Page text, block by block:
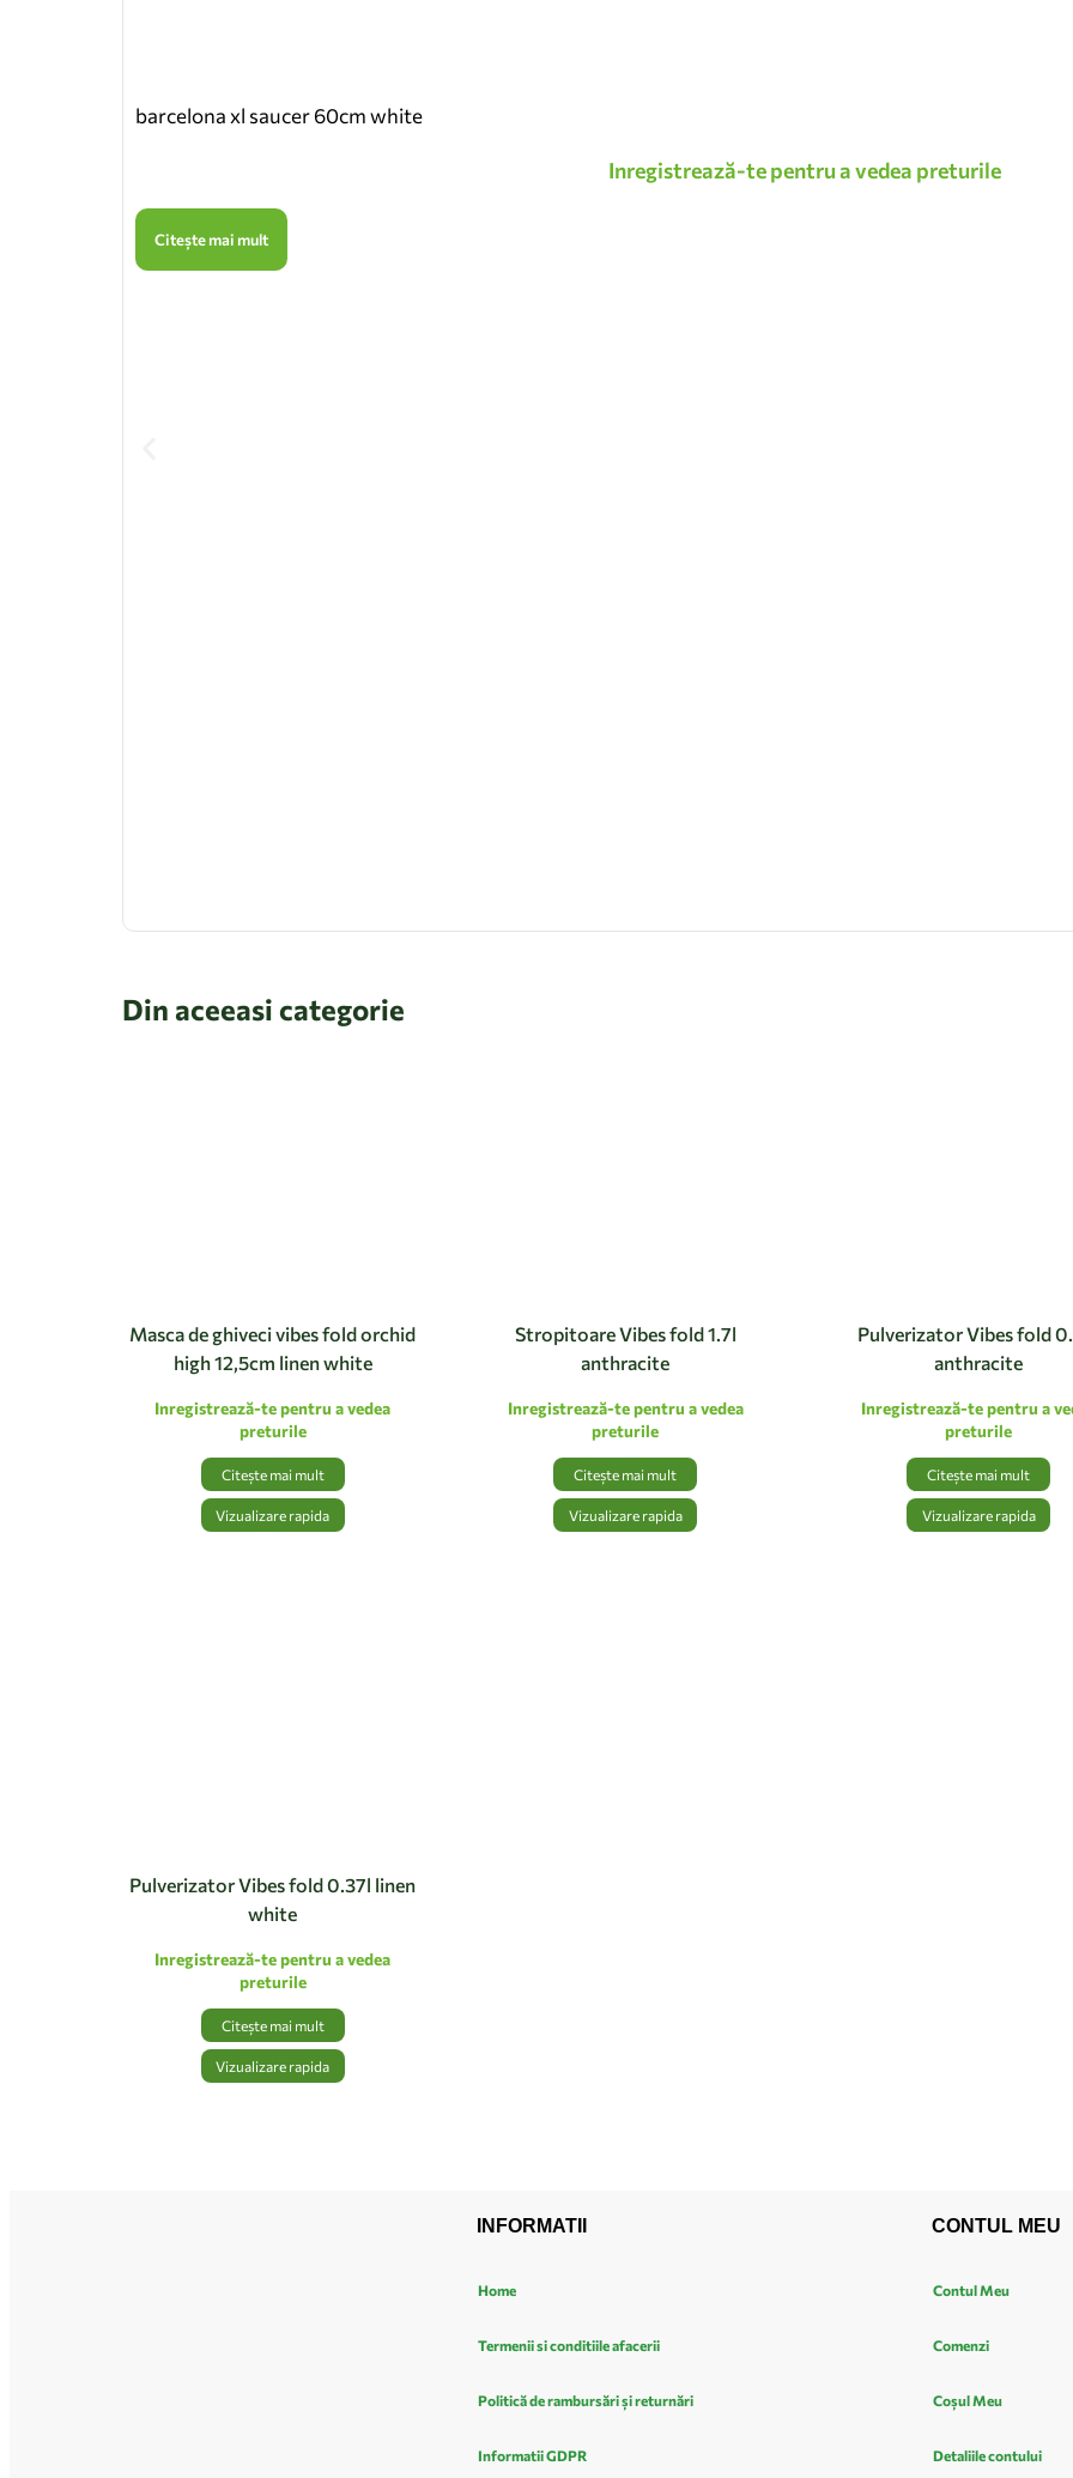
barcelona xl saucer 60cm white
Inregistrează-te pentru a vedea preturile
Citește mai mult
Din aceeasi categorie
Masca de ghiveci vibes fold orchid
high 12,5cm linen white
Inregistrează-te pentru a vedea
preturile
Citește mai mult
Vizualizare rapida
Stropitoare Vibes fold 1.7l
anthracite
Inregistrează-te pentru a vedea
preturile
Citește mai mult
Vizualizare rapida
Pulverizator Vibes fold
anthracite
Inregistrează-te pentru a
preturile
Citește mai mult
Vizualizare rapida
Pulverizator Vibes fold 0.37l linen
white
Inregistrează-te pentru a vedea
preturile
Citește mai mult
Vizualizare rapida
INFORMATII
Home
Termenii si conditiile afacerii
Politică de rambursări și returnări
Informatii GDPR
CONTUL MEU
Contul Meu
Comenzi
Coșul Meu
Detaliile contului